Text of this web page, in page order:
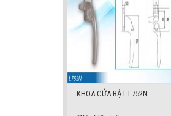
KHOÁ CỬA BẬT L752N